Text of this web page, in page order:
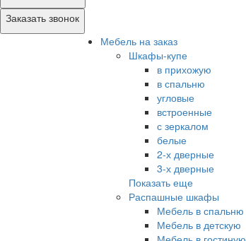
Заказать звонок
Мебель на заказ
Шкафы-купе
в прихожую
в спальню
угловые
встроенные
с зеркалом
белые
2-х дверные
3-х дверные
Показать еще
Распашные шкафы
Мебель в спальню
Мебель в детскую